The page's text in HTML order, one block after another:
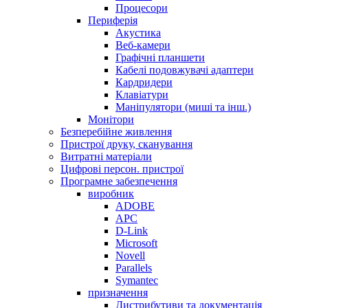
Процесори
Периферія
Акустика
Веб-камери
Графічні планшети
Кабелі подовжувачі адаптери
Кардридери
Клавіатури
Маніпулятори (миші та інш.)
Монітори
Безперебійне живлення
Пристрої друку, сканування
Витратні матеріали
Цифрові персон. пристрої
Програмне забезпечення
виробник
ADOBE
APC
D-Link
Microsoft
Novell
Parallels
Symantec
призначення
Дистрибутиви та документація